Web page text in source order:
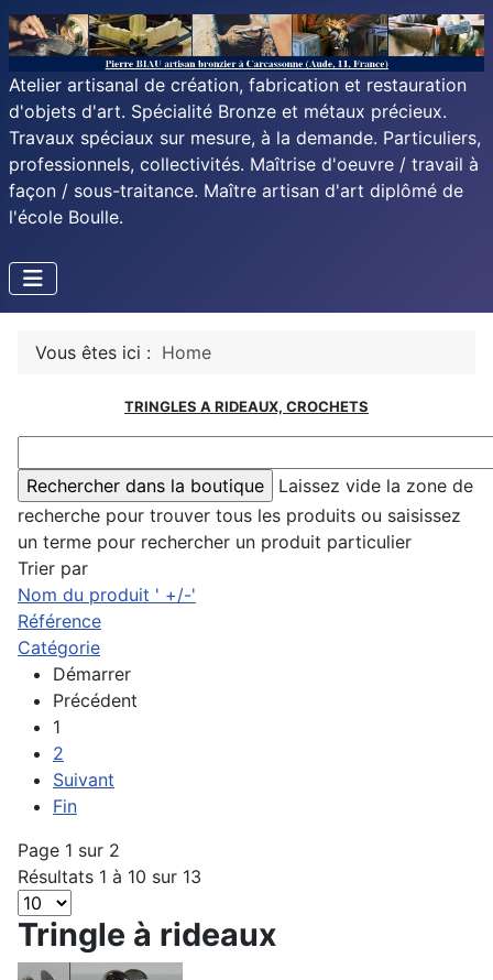
Atelier artisanal de création, fabrication et restauration
d'objets d'art. Spécialité Bronze et métaux précieux.
Travaux spéciaux sur mesure, à la demande. Particuliers,
professionnels, collectivités. Maîtrise d'oeuvre / travail à
façon / sous-traitance. Maître artisan d'art diplômé de
l'école Boulle.
Vous êtes ici : Home
TRINGLES A RIDEAUX, CROCHETS
Laissez vide la zone de
recherche pour trouver tous les produits ou saisissez
un terme pour rechercher un produit particulier
Trier par
Nom du produit ' +/-'
Référence
Catégorie
Démarrer
Précédent
1
2
Suivant
Fin
Page 1 sur 2
Résultats 1 à 10 sur 13
Tringle à rideaux